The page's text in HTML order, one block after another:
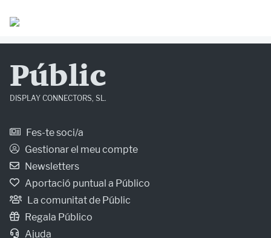
Públic
DISPLAY CONNECTORS, SL.
Fes-te soci/a
Gestionar el meu compte
Newsletters
Aportació puntual a Público
La comunitat de Públic
Regala Público
Ajuda